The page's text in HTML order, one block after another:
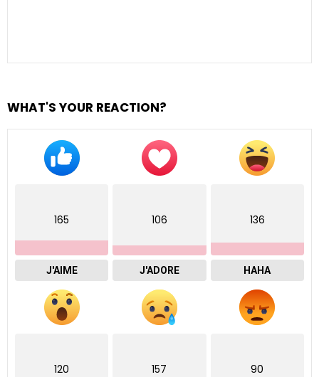
WHAT'S YOUR REACTION?
165
J'AIME
106
J'ADORE
136
HAHA
120 157 90